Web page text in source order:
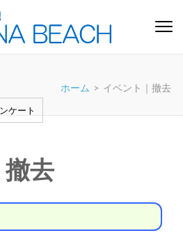
「ラグーナビー
ケート
ホーム > イベント｜撤去
去